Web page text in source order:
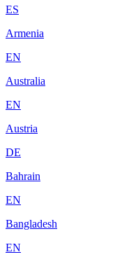
ES
Armenia
EN
Australia
EN
Austria
DE
Bahrain
EN
Bangladesh
EN